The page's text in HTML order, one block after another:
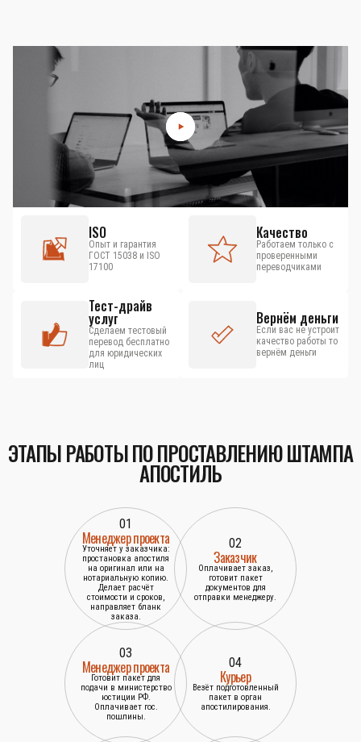
ISO
Опыт и гарантия
ГОСТ 15038 и ISO
17100
Качество
Работаем только с
проверенными
переводчиками
Тест-драйв
услуг
Сделаем тестовый
перевод бесплатно
для юридических
лиц
Вернём деньги
Если вас не устроит
качество работы то
вернём деньги
ЭТАПЫ РАБОТЫ ПО ПРОСТАВЛЕНИЮ ШТАМПА
АПОСТИЛЬ
01
Менеджер проекта
Уточняет у заказчика:
простановка апостиля
на оригинал или на
нотариальную копию.
Делает расчёт
стоимости и сроков,
направляет бланк
заказа.
02
Заказчик
Оплачивает заказ,
готовит пакет
документов для
отправки менеджеру.
03
Менеджер проекта
Готовит пакет для
подачи в министерство
юстиции РФ.
Оплачивает гос.
пошлины.
04
Курьер
Везёт подготовленный
пакет в орган
апостилирования.